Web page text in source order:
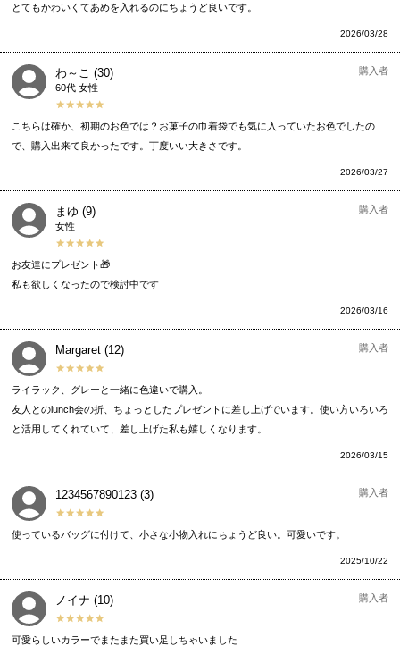
2026/03/28
とてもかわいくてあめを入れるのにちょうど良いです。
わ～こ 30
購入者
60代 女性
2026/03/27
こちらは確か、初期のお色では？お菓子の巾着袋でも気に入っていたお色でしたの
で、購入出来て良かったです。丁度いい大きさです。
まゆ 9
購入者
女性
2026/03/16
お友達にプレゼント🎁
私も欲しくなったので検討中です
Margaret 12 購入者
2026/03/15
ライラック、グレーと一緒に色違いで購入。
友人とのlunch会の折、ちょっとしたプレゼントに差し上げでいます。使い方いろいろ
と活用してくれていて、差し上げた私も嬉しくなります。
1234567890123 3 購入者
2025/10/22
使っているバッグに付けて、小さな小物入れにちょうど良い。可愛いです。
ノイナ 10 購入者
可愛らしいカラーでまたまた買い足しちゃいました